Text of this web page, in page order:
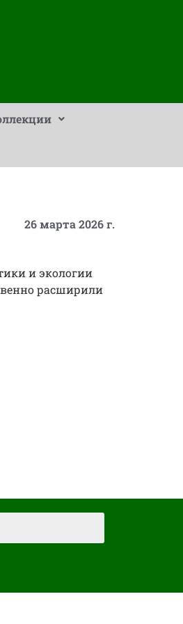
26 марта 2026 г.
и экологии
расширили